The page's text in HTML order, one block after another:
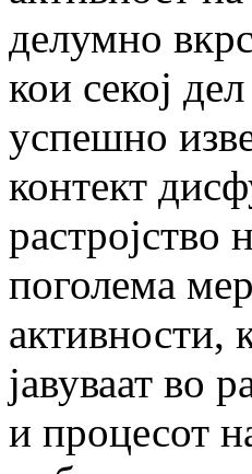
делумно
кои секој
успешно
контект
растројство
поголема
активности,
јавуваат во
и процесот